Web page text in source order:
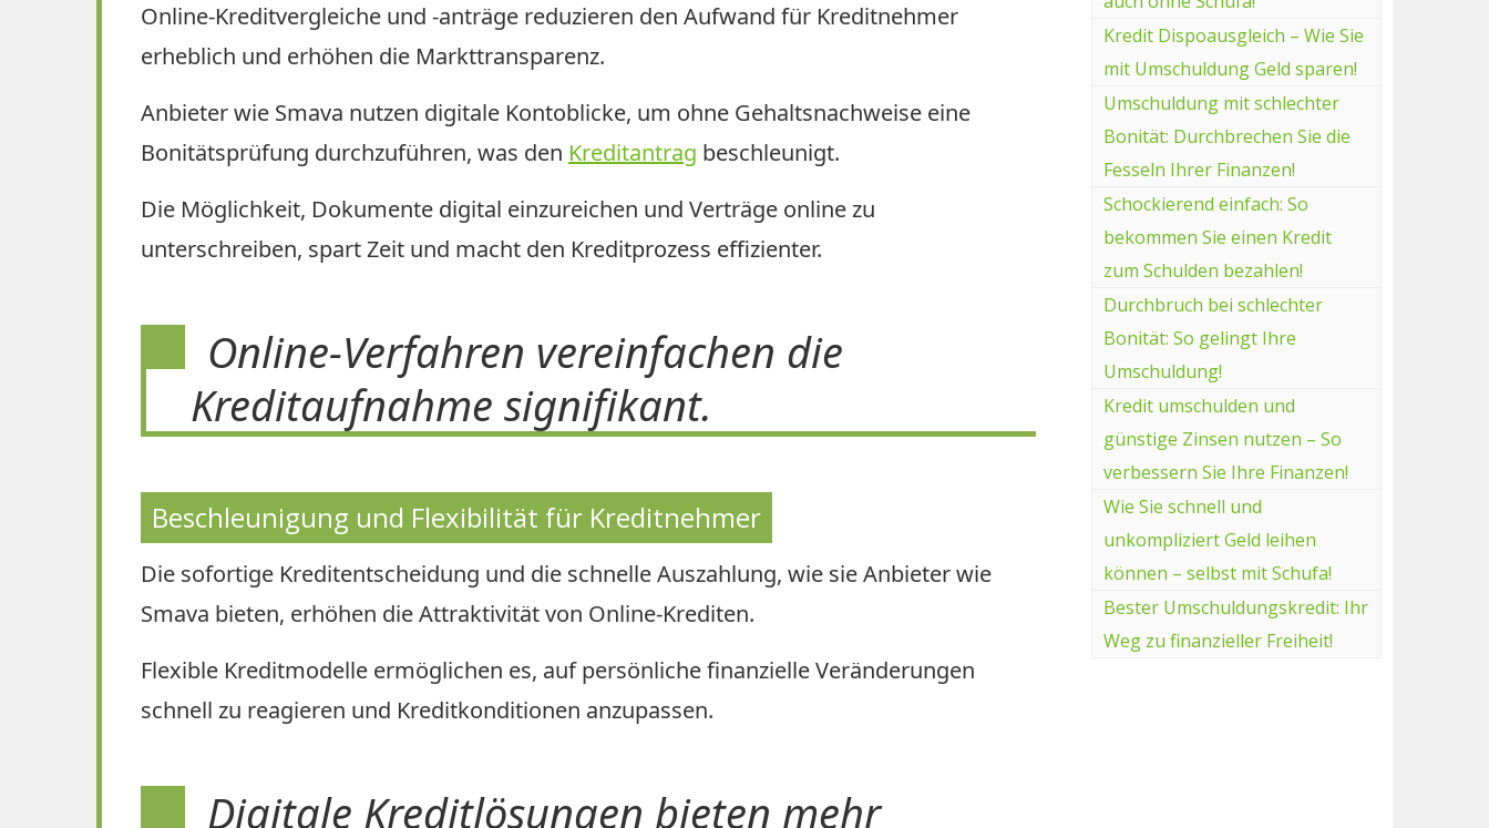
Online-Kreditvergleiche und -anträge reduzieren den Aufwand für Kreditnehmer
erheblich und erhöhen die Markttransparenz.
Anbieter wie Smava nutzen digitale Kontoblicke, um ohne Gehaltsnachweise eine
Bonitätsprüfung durchzuführen, was den Kreditantrag beschleunigt.
Die Möglichkeit, Dokumente digital einzureichen und Verträge online zu
unterschreiben, spart Zeit und macht den Kreditprozess effizienter.
Online-Verfahren vereinfachen die
Kreditaufnahme signifikant.
Beschleunigung und Flexibilität für Kreditnehmer
Die sofortige Kreditentscheidung und die schnelle Auszahlung, wie sie Anbieter wie
Smava bieten, erhöhen die Attraktivität von Online-Krediten.
Flexible Kreditmodelle ermöglichen es, auf persönliche finanzielle Veränderungen
schnell zu reagieren und Kreditkonditionen anzupassen.
Digitale Kreditlösungen bieten mehr
Kredit Dispoausgleich – Wie Sie
mit Umschuldung Geld sparen!
Umschuldung mit schlechter
Bonität: Durchbrechen Sie die
Fesseln Ihrer Finanzen!
Schockierend einfach: So
bekommen Sie einen Kredit
zum Schulden bezahlen!
Durchbruch bei schlechter
Bonität: So gelingt Ihre
Umschuldung!
Kredit umschulden und
günstige Zinsen nutzen – So
verbessern Sie Ihre Finanzen!
Wie Sie schnell und
unkompliziert Geld leihen
können – selbst mit Schufa!
Bester Umschuldungskredit: Ihr
Weg zu finanzieller Freiheit!